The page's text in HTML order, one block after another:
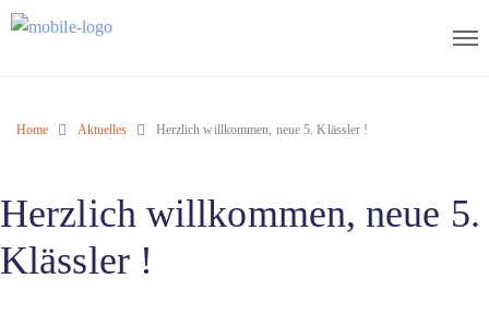
Home Aktuelles Herzlich willkommen, neue 5. Klässler !
Herzlich willkommen, neue 5.
Klässler !